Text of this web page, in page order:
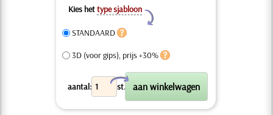
Kies hettype sjabloon
Y
STANDAARD
3D (voor gips), prijs +30%
aantal: st.
X